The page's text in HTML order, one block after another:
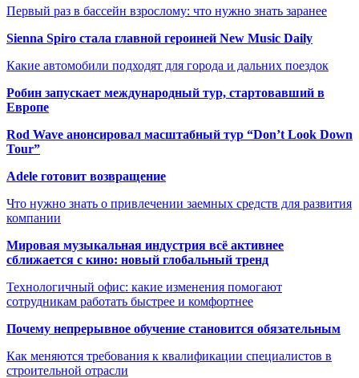
Первый раз в бассейн взрослому: что нужно знать заранее
Sienna Spiro стала главной героиней New Music Daily
Какие автомобили подходят для города и дальних поездок
Робин запускает международный тур, стартовавший в
Европе
Rod Wave анонсировал масштабный тур “Don’t Look Down
Tour”
Adele готовит возвращение
Что нужно знать о привлечении заемных средств для развития
компании
Мировая музыкальная индустрия всё активнее
сближается с кино: новый глобальный тренд
Технологичный офис: какие изменения помогают
сотрудникам работать быстрее и комфортнее
Почему непрерывное обучение становится обязательным
Как меняются требования к квалификации специалистов в
строительной отрасли